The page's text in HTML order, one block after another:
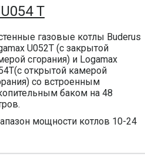
T
газовые котлы Buderus
U052T (с закрытой
сгорания) и Logamax
открытой камерой
со встроенным
баком на 48
мощности котлов 10-24